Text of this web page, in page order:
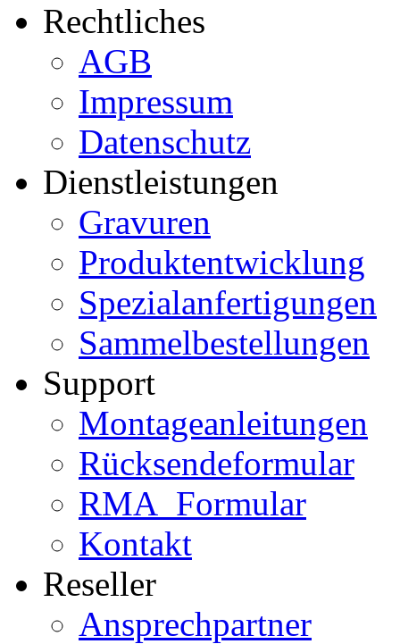
Rechtliches
AGB
Impressum
Datenschutz
Dienstleistungen
Gravuren
Produktentwicklung
Spezialanfertigungen
Sammelbestellungen
Support
Montageanleitungen
Rücksendeformular
RMA_Formular
Kontakt
Reseller
Ansprechpartner